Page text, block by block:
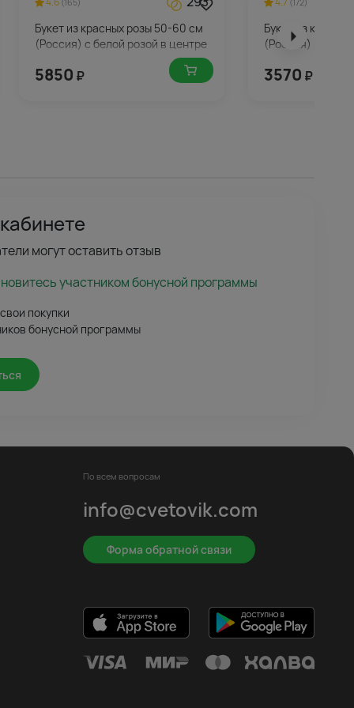
(165)
Букет из красных розы 50-60 см
(Россия) с белой розой в центре
5850 ₽
(172)
Букет из
(Россия) в
3570 ₽
могут оставить отзыв
участником бонусной программы
покупки
бонусной программы
По всем вопросам
info@cvetovik.com
Форма обратной связи